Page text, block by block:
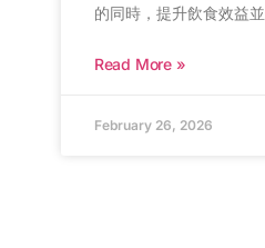
的同時，提升飲食效益並
Read More »
February 26, 2026